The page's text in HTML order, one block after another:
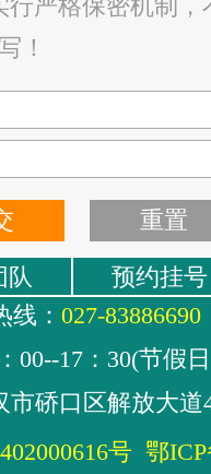
严格保密机制，
！
队
预约挂号
线： 027-83886690
00--17：30(节假
市硚口区解放大道
号 鄂